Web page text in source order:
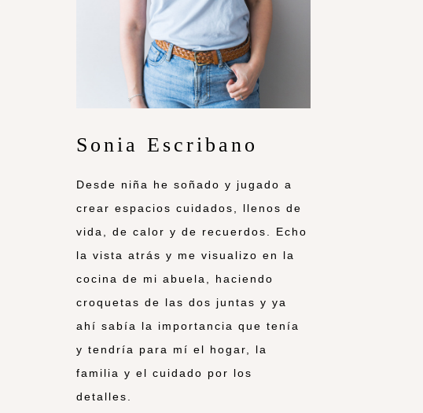
Sonia Escribano
Desde niña he soñado y jugado a
crear espacios cuidados, llenos de
vida, de calor y de recuerdos. Echo
la vista atrás y me visualizo en la
cocina de mi abuela, haciendo
croquetas de las dos juntas y ya
ahí sabía la importancia que tenía
y tendría para mí el hogar, la
familia y el cuidado por los
detalles.